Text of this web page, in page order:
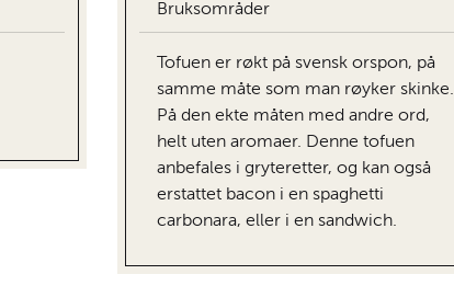
Bruksområder
Tofuen er røkt på svensk orspon, på
samme måte som man røyker skinke.
På den ekte måten med andre ord,
helt uten aromaer. Denne tofuen
anbefales i gryteretter, og kan også
erstattet bacon i en spaghetti
carbonara, eller i en sandwich.